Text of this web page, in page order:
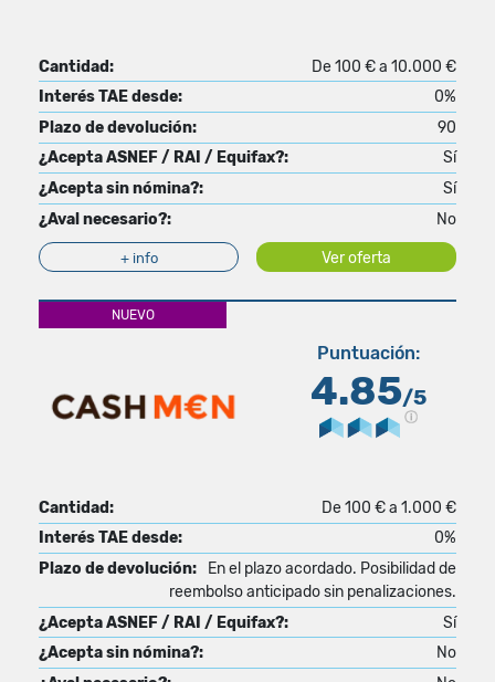
Cantidad:
De 100 € a 10.000 €
Interés TAE desde:
0%
Plazo de devolución:
90
¿Acepta ASNEF / RAI / Equifax?:
Sí
¿Acepta sin nómina?:
Sí
¿Aval necesario?:
No
+ info Ver oferta
NUEVO
Puntuación:
4.85/5
Cantidad:
De 100 € a 1.000 €
Interés TAE desde:
0%
Plazo de devolución:
En el plazo acordado. Posibilidad de
reembolso anticipado sin penalizaciones.
¿Acepta ASNEF / RAI / Equifax?:
Sí
¿Acepta sin nómina?:
No